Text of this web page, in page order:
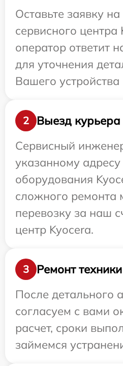
Оставьте заявку на
сервисного
оператор ответит
для уточнения
Вашего устройства
2
Выезд курьера
Сервисный
указанному
оборудования
сложного ремонта
перевозку за наш
центр Kyocera.
3
Ремонт техники
После детального
согласуем с вами
расчет, сроки
займемся